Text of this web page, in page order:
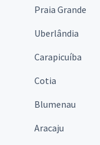
Praia Grande
Uberlândia
Carapicuíba
Cotia
Blumenau
Aracaju